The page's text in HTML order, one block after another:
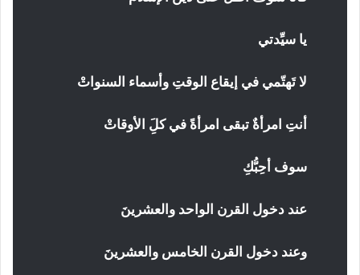
يا سيِّدتي
لا تَهتّمي في إيقاع الوقتِ وأسماء السنواتْ
أنتِ امرأةٌ تبقى امرأةً في كلَِ الأوقاتْ
سوف أحِبُّكِ
عند دخول القرن الواحد والعشرينَ
وعند دخول القرن الخامس والعشرينَ